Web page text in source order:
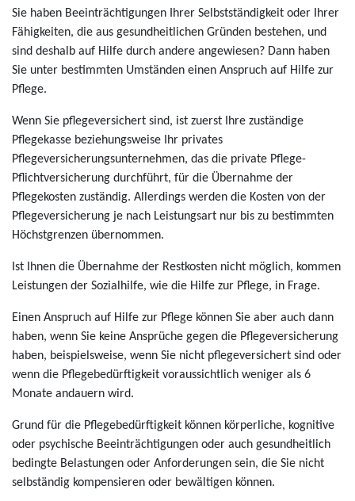
Sie haben Beeinträchtigungen Ihrer Selbstständigkeit oder Ihrer
Fähigkeiten, die aus gesundheitlichen Gründen bestehen, und
sind deshalb auf Hilfe durch andere angewiesen? Dann haben
Sie unter bestimmten Umständen einen Anspruch auf Hilfe zur
Pflege.
Wenn Sie pflegeversichert sind, ist zuerst Ihre zuständige
Pflegekasse beziehungsweise Ihr privates
Pflegeversicherungsunternehmen, das die private Pflege-
Pflichtversicherung durchführt, für die Übernahme der
Pflegekosten zuständig. Allerdings werden die Kosten von der
Pflegeversicherung je nach Leistungsart nur bis zu bestimmten
Höchstgrenzen übernommen.
Ist Ihnen die Übernahme der Restkosten nicht möglich, kommen
Leistungen der Sozialhilfe, wie die Hilfe zur Pflege, in Frage.
Einen Anspruch auf Hilfe zur Pflege können Sie aber auch dann
haben, wenn Sie keine Ansprüche gegen die Pflegeversicherung
haben, beispielsweise, wenn Sie nicht pflegeversichert sind oder
wenn die Pflegebedürftigkeit voraussichtlich weniger als 6
Monate andauern wird.
Grund für die Pflegebedürftigkeit können körperliche, kognitive
oder psychische Beeinträchtigungen oder auch gesundheitlich
bedingte Belastungen oder Anforderungen sein, die Sie nicht
selbständig kompensieren oder bewältigen können.